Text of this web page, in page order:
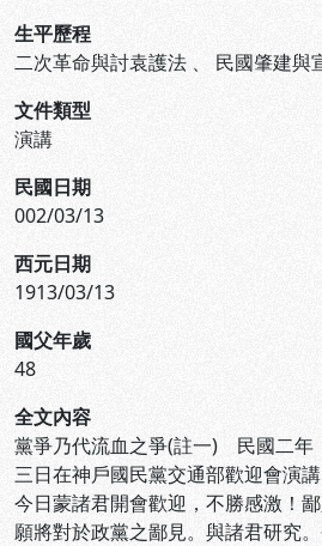
生平歷程
二次革命與討袁護法 、 民國肇建與
文件類型
演講
民國日期
002/03/13
西元日期
1913/03/13
國父年歲
48
全文內容
黨爭乃代流血之爭(註一) 民國二年
三日在神戶國民黨交通部歡迎會演講
今日蒙諸君開會歡迎，不勝感激！
願將對於政黨之鄙見。與諸君研究